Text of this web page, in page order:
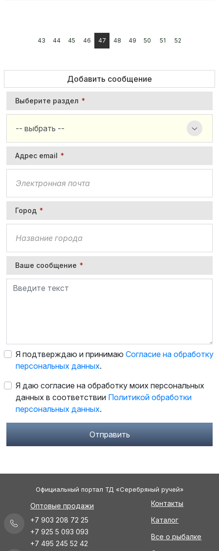
43 44 45 46 47 48 49 50 51 52
Добавить сообщение
Выберите раздел *
Адрес email *
Город *
Ваше сообщение *
Я подтверждаю и принимаю Согласие на обработку
персональных данных.
Я даю согласие на обработку моих персональных
данных в соответствии Политикой обработки
персональных данных.
Отправить
Официальный портал ТД «Серебряный ручей»
Оптовые продажи
+7 903 208 72 25
+7 925 5 093 093
+7 495 245 52 42
Контакты
Каталог
Все о рыбалке